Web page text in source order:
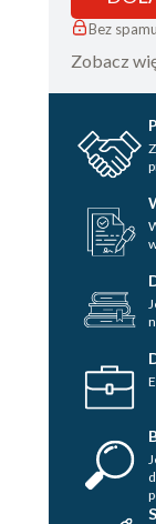
Bez
Zobacz